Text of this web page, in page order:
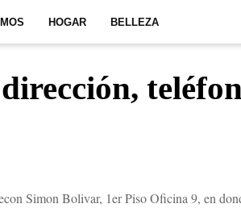
HOGAR BELLEZA
Simon Bolivar, 1er Piso Oficina 9, en